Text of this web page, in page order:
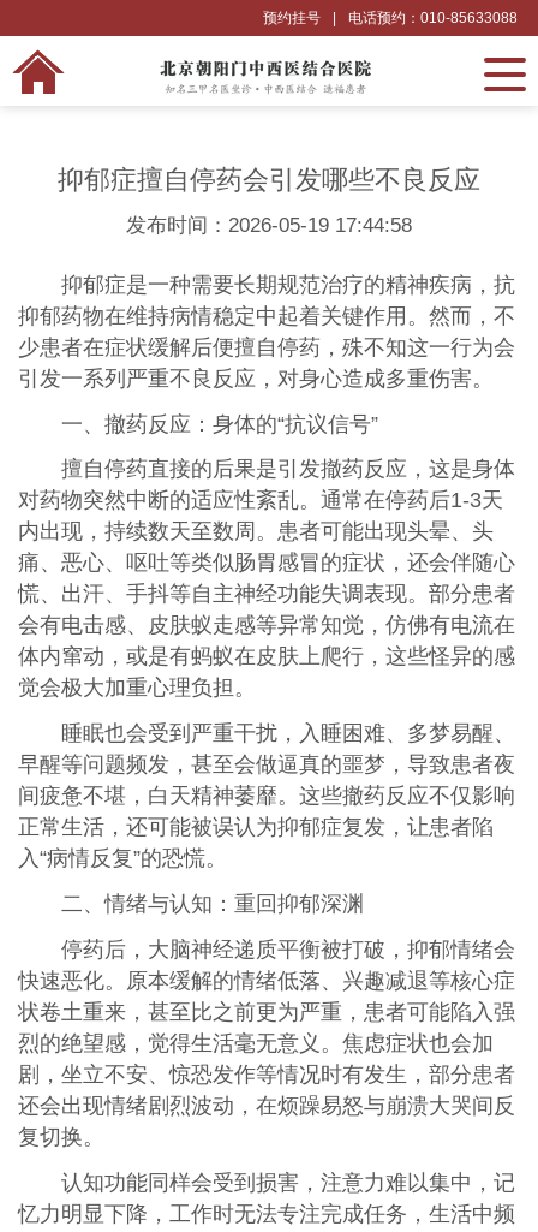
电话预约：010-85633088
预约挂号
抑郁症擅自停药会引发哪些不良反应
发布时间：2026-05-19 17:44:58
抑郁症是一种需要长期规范治疗的精神疾病，抗
抑郁药物在维持病情稳定中起着关键作用。然而，不
少患者在症状缓解后便擅自停药，殊不知这一行为会
引发一系列严重不良反应，对身心造成多重伤害。
一、撤药反应：身体的“抗议信号”
擅自停药直接的后果是引发撤药反应，这是身体
对药物突然中断的适应性紊乱。通常在停药后1-3天
内出现，持续数天至数周。患者可能出现头晕、头
痛、恶心、呕吐等类似肠胃感冒的症状，还会伴随心
慌、出汗、手抖等自主神经功能失调表现。部分患者
会有电击感、皮肤蚁走感等异常知觉，仿佛有电流在
体内窜动，或是有蚂蚁在皮肤上爬行，这些怪异的感
觉会极大加重心理负担。
睡眠也会受到严重干扰，入睡困难、多梦易醒、
早醒等问题频发，甚至会做逼真的噩梦，导致患者夜
间疲惫不堪，白天精神萎靡。这些撤药反应不仅影响
正常生活，还可能被误认为抑郁症复发，让患者陷
入“病情反复”的恐慌。
二、情绪与认知：重回抑郁深渊
停药后，大脑神经递质平衡被打破，抑郁情绪会
快速恶化。原本缓解的情绪低落、兴趣减退等核心症
状卷土重来，甚至比之前更为严重，患者可能陷入强
烈的绝望感，觉得生活毫无意义。焦虑症状也会加
剧，坐立不安、惊恐发作等情况时有发生，部分患者
还会出现情绪剧烈波动，在烦躁易怒与崩溃大哭间反
复切换。
认知功能同样会受到损害，注意力难以集中，记
忆力明显下降，工作时无法专注完成任务，生活中频